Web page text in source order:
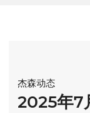
杰森动态
2025年7